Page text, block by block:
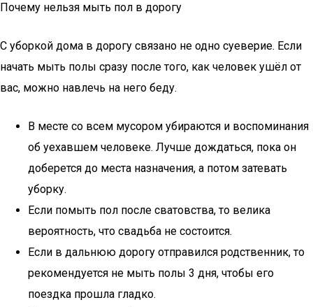
Почему нельзя мыть пол в дорогу
С уборкой дома в дорогу связано не одно суеверие. Если
начать мыть полы сразу после того, как человек ушёл от
вас, можно навлечь на него беду.
В месте со всем мусором убираются и воспоминания
об уехавшем человеке. Лучше дождаться, пока он
доберется до места назначения, а потом затевать
уборку.
Если помыть пол после сватовства, то велика
вероятность, что свадьба не состоится.
Если в дальнюю дорогу отправился родственник, то
рекомендуется не мыть полы 3 дня, чтобы его
поездка прошла гладко.